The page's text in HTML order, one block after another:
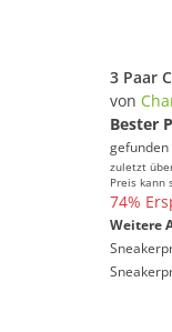
von
Bester
gefunden
zuletzt
Preis kann
74%
Weitere